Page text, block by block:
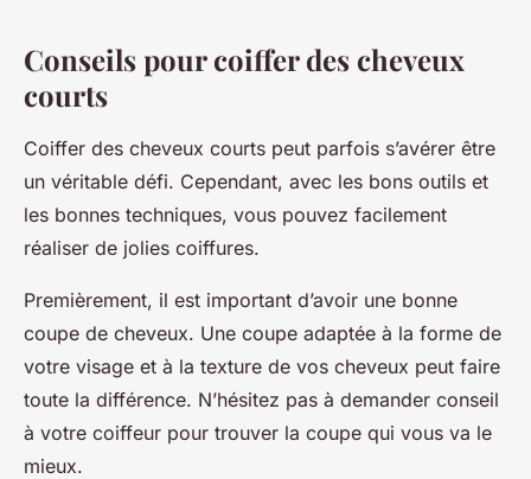
Conseils pour coiffer des cheveux
courts
Coiffer des cheveux courts peut parfois s’avérer être
un véritable défi. Cependant, avec les bons outils et
les bonnes techniques, vous pouvez facilement
réaliser de jolies coiffures.
Premièrement, il est important d’avoir une bonne
coupe de cheveux. Une coupe adaptée à la forme de
votre visage et à la texture de vos cheveux peut faire
toute la différence. N’hésitez pas à demander conseil
à votre coiffeur pour trouver la coupe qui vous va le
mieux.